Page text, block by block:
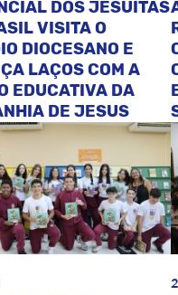
DOS JESUÍTAS
VISITA O
DIOCESANO E
LAÇOS COM A
EDUCATIVA DA
DE JESUS